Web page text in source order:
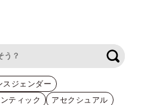
スジェンダー
ティック
アセクシュアル